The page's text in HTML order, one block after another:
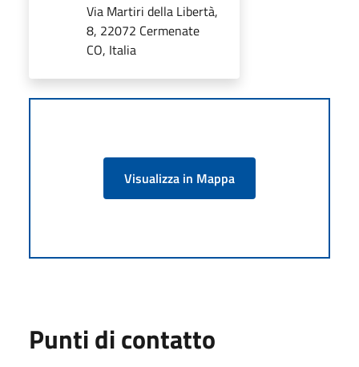
Via Martiri della Libertà,
8, 22072 Cermenate
CO, Italia
Visualizza in Mappa
Punti di contatto